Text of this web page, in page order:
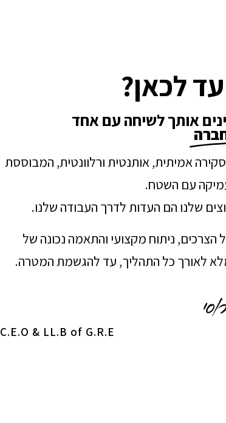
לכאן?
אותך לשיחה עם אחד
אמיתית, אותנטית ורלוונטית, המבוססת
עם השטח.
שלנו הם העדות לדרך העבודה שלנו.
הצרכים, ניתוח מקצועי והתאמה נכונה של
מלא לאורך כל התהליך, עד להגשמת המטרה.
C.E.O & LL.B of G.R.E